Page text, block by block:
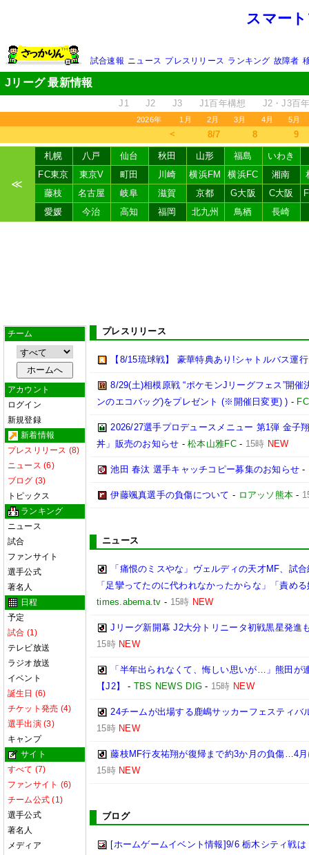
スマー
試合速報 ニュース プレスリリース ランキング 故障者
Jリーグ 最新情報
J1 J2 J3 J1百年構想 J2・J3百
2026年 1月 2月 3月 4月 5月
＜ 8/7 8 9
≪
札幌 八戸 仙台 秋田 山形 福島
いわき
FC東京
東京V 町田 川崎 横浜FM 横浜FC 湘南
藤枝
名古屋 岐阜 滋賀 京都 G大阪 C大阪
愛媛
今治 高知 福岡 北九州 鳥栖 長崎
チーム
アカウント
ログイン
新規登録
新着情報
プレスリリース (8)
ニュース (6)
ブログ (3)
トピックス
ランキング
ニュース
試合
ファンサイト
選手公式
著名人
日程
予定
試合 (1)
テレビ放送
ラジオ放送
イベント
誕生日 (6)
チケット発売 (4)
選手出演 (3)
キャンプ
サイト
すべて (7)
ファンサイト (6)
チーム公式 (1)
選手公式
著名人
メディア
プレスリリース
【8/15琉球戦】 豪華特典あり!シャトルバス運
8/29(土)相模原戦 “ポケモンJリーグフェス”開
ンのエコバッグ)をプレゼント (※開催日変更) ) -
2026/27選手プロデュースメニュー 第1弾 金子
丼」販売のお知らせ -松本山雅FC- 15時 NEW
池田 春汰 選手キャッチコピー募集のお知らせ -
伊藤颯真選手の負傷について - ロアッソ熊本 -
ニュース
「痛恨のミスやな」ヴェルディの天才MF、試
「足攣ってたのに代われなかったからな」「責め
times.abema.tv - 15時 NEW
Jリーグ新開幕 J2大分トリニータ初戦黒星発進
15時 NEW
「半年出られなくて、悔しい思いが…」熊田
【J2】
- TBS NEWS DIG - 15時 NEW
24チームが出場する鹿嶋サッカーフェスティバ
15時 NEW
藤枝MF行友祐翔が復帰まで約3か月の負傷…4
15時 NEW
ブログ
[ホームゲームイベント情報]9/6 栃木シティ戦